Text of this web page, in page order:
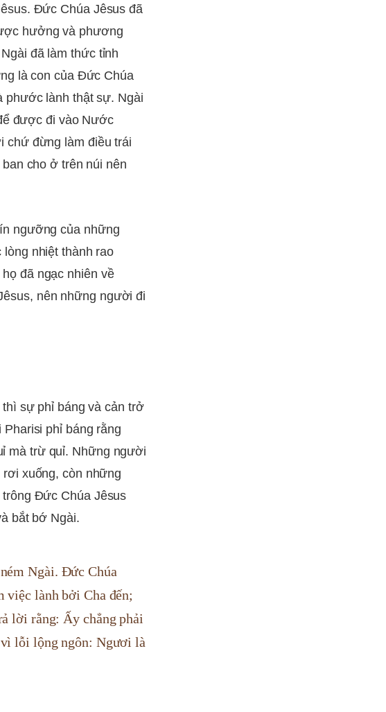
Đức Chúa Jêsus đã
hưởng và phương
đã làm thức tỉnh
là con của Đức Chúa
phước lành thật sự. Ngài
được đi vào Nước
chứ đừng làm điều trái
cho ở trên núi nên
ngưỡng của những
nhiệt thành rao
đã ngạc nhiên về
nên những người đi
sự phỉ báng và cản trở
phỉ báng rằng
mà trừ quỉ. Những người
xuống, còn những
Đức Chúa Jêsus
bắt bớ Ngài.
Ngài. Ðức Chúa
việc lành bởi Cha đến;
lời rằng: Ấy chẳng phải
lỗi lộng ngôn: Ngươi là